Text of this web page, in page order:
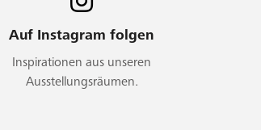
Auf Instagram folgen
Inspirationen aus unseren
Ausstellungsräumen.